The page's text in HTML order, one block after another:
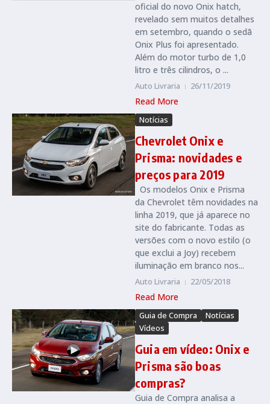
oficial do novo Onix hatch,
revelado sem muitos detalhes
em setembro, quando o sedã
Onix Plus foi apresentado.
Além do motor turbo de 1,0
litro e três cilindros, o ...
Auto Livraria 26/11/2019
Read More
Notícias
Chevrolet Onix e
Prisma: novidades e
preços para 2019
Os modelos Onix e Prisma
da Chevrolet têm novidades na
linha 2019, que já aparece no
site do fabricante. Todas as
versões com o novo estilo (o
que exclui a Joy) recebem
iluminação em branco nos...
Auto Livraria 22/05/2018
Read More
Guia de Compra
Notícias
Vídeos
Guia em vídeo: Onix e
Prisma são boas
compras?
Guia de Compra analisa a